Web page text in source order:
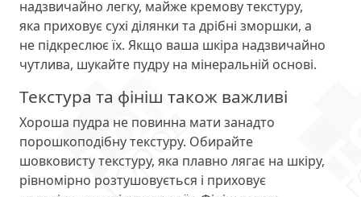
надзвичайно легку, майже кремову текстуру,
яка приховує сухі ділянки та дрібні зморшки, а
не підкреслює їх. Якщо ваша шкіра надзвичайно
чутлива, шукайте пудру на мінеральній основі.
Текстура та фініш також важливі
Хороша пудра не повинна мати занадто
порошкоподібну текстуру. Обирайте
шовковисту текстуру, яка плавно лягає на шкіру,
рівномірно розтушовується і приховує